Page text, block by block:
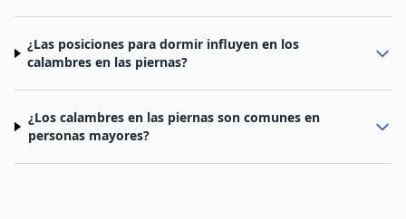
¿Las posiciones para dormir influyen en los
calambres en las piernas?
¿Los calambres en las piernas son comunes en
personas mayores?